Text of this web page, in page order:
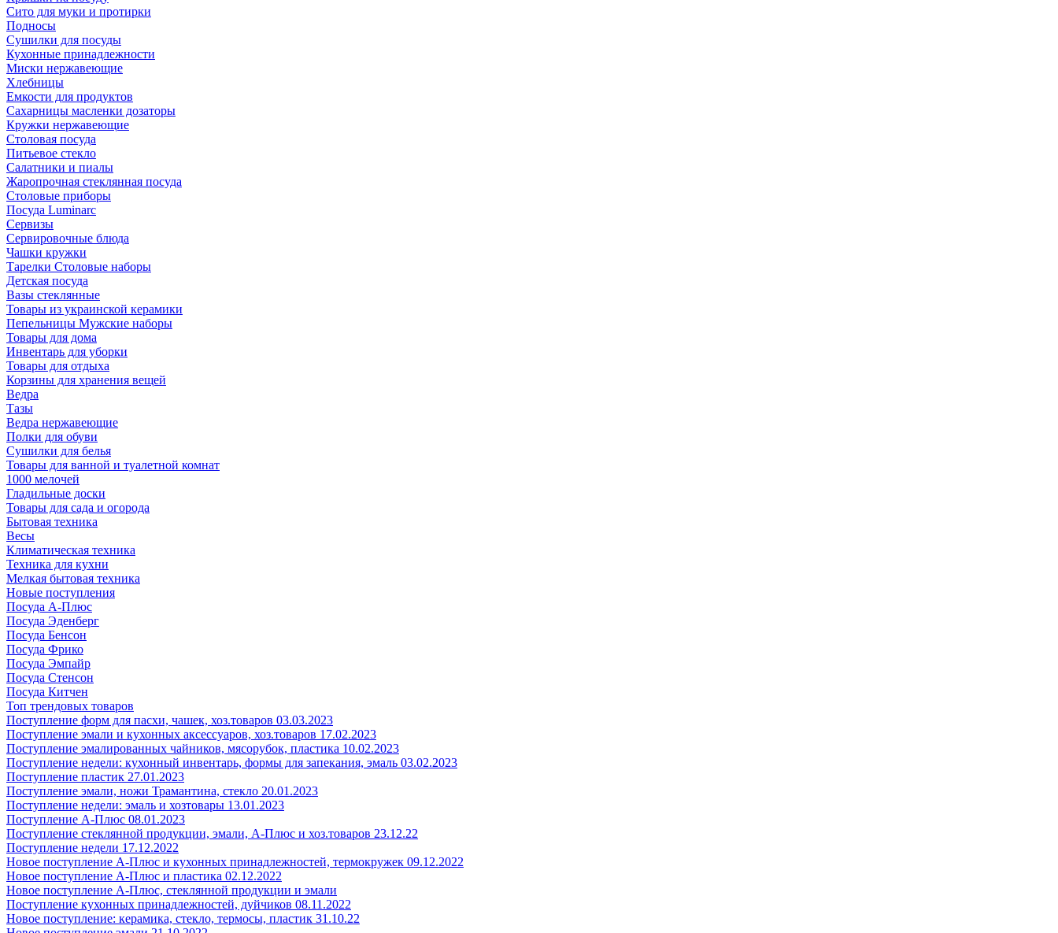
Сито для муки и протирки
Подносы
Сушилки для посуды
Кухонные принадлежности
Миски нержавеющие
Хлебницы
Емкости для продуктов
Сахарницы масленки дозаторы
Кружки нержавеющие
Столовая посуда
Питьевое стекло
Салатники и пиалы
Жаропрочная стеклянная посуда
Столовые приборы
Посуда Luminarс
Сервизы
Сервировочные блюда
Чашки кружки
Тарелки Столовые наборы
Детская посуда
Вазы стеклянные
Товары из украинской керамики
Пепельницы Мужские наборы
Товары для дома
Инвентарь для уборки
Товары для отдыха
Корзины для хранения вещей
Ведра
Тазы
Ведра нержавеющие
Полки для обуви
Сушилки для белья
Товары для ванной и туалетной комнат
1000 мелочей
Гладильные доски
Товары для сада и огорода
Бытовая техника
Весы
Климатическая техника
Техника для кухни
Мелкая бытовая техника
Новые поступления
Посуда А-Плюс
Посуда Эденберг
Посуда Бенсон
Посуда Фрико
Посуда Эмпайр
Посуда Стенсон
Посуда Китчен
Топ трендовых товаров
Поступление форм для пасхи, чашек, хоз.товаров 03.03.2023
Поступление эмали и кухонных аксессуаров, хоз.товаров 17.02.2023
Поступление эмалированных чайников, мясорубок, пластика 10.02.2023
Поступление недели: кухонный инвентарь, формы для запекания, эмаль 03.02.2023
Поступление пластик 27.01.2023
Поступление эмали, ножи Трамантина, стекло 20.01.2023
Поступление недели: эмаль и хозтовары 13.01.2023
Поступление А-Плюс 08.01.2023
Поступление стеклянной продукции, эмали, А-Плюс и хоз.товаров 23.12.22
Поступление недели 17.12.2022
Новое поступление А-Плюс и кухонных принадлежностей, термокружек 09.12.2022
Новое поступление А-Плюс и пластика 02.12.2022
Новое поступление А-Плюс, стеклянной продукции и эмали
Поступление кухонных принадлежностей, дуйчиков 08.11.2022
Новое поступление: керамика, стекло, термосы, пластик 31.10.22